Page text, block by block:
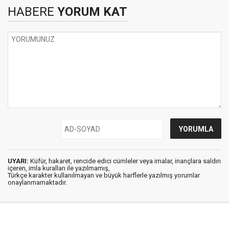
HABERE YORUM KAT
UYARI: Küfür, hakaret, rencide edici cümleler veya imalar, inançlara saldırı
içeren, imla kuralları ile yazılmamış,
Türkçe karakter kullanılmayan ve büyük harflerle yazılmış yorumlar
onaylanmamaktadır.